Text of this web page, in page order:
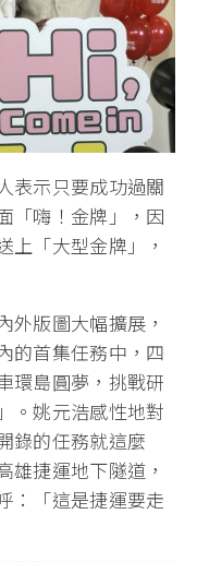
表示只要成功過關
「嗨！金牌」，因
上「大型金牌」，
外版圖大幅擴展，
的首集任務中，四
環島圓夢，挑戰研
。姚元浩感性地對
錄的任務就這麼
雄捷運地下隧道，
：「這是捷運要走